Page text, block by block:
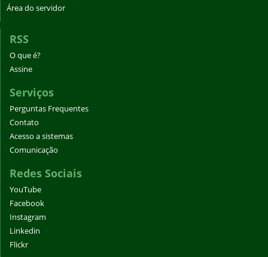
Área do servidor
RSS
O que é?
Assine
Serviços
Perguntas Frequentes
Contato
Acesso a sistemas
Comunicação
Redes Sociais
YouTube
Facebook
Instagram
Linkedin
Flickr